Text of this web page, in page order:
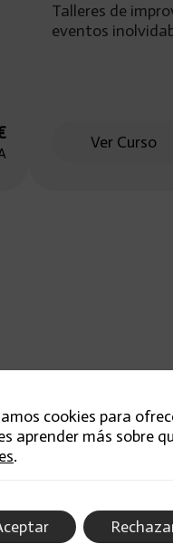
Talleres de
eventos
Ver Curso
cookies para
aprender más sobre
.